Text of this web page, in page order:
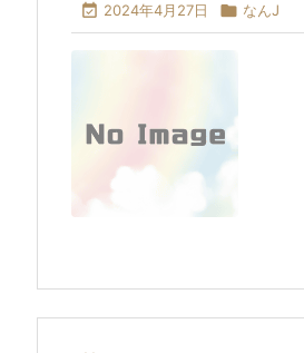
 2024年4月27日  なんJ